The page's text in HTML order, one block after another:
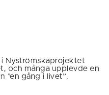
i Nyströmskaprojektet
och många upplevde en
”en gång i livet”.